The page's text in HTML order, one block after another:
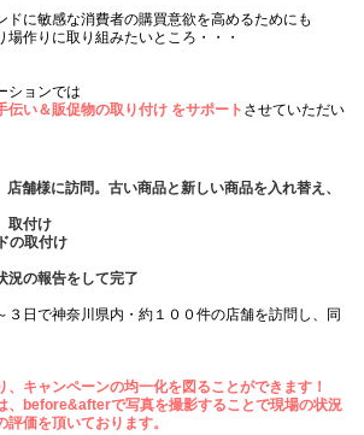
ドに敏感な消費者の購買意欲を高めるためにも
場作りに取り組みたいところ・・・
ションでは
伝い＆販促物の取り付け をサポート させていただい
舗様に訪問。古い商品と新しい商品を入れ替え、
取付け
の取付け
況の報告をして完了
３日で神奈川県内・約１００件の店舗を訪問し、同
、キャンペーンの均一化を図ることができます！
、before&afterで写真を撮影することで現場の状況
価を頂いております。